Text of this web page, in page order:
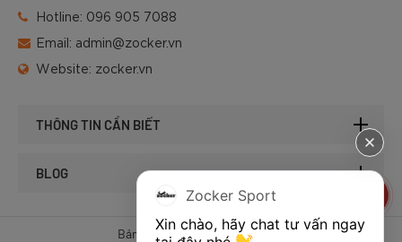
Hotline: 096 905 7088
Email: admin@zocker.vn
Website: zocker.vn
THÔNG TIN CẦN BIẾT
BLOG
Bản quyền © 2025 của Zocker.
Zocker Sport
Xin chào, hãy chat tư vấn ngay